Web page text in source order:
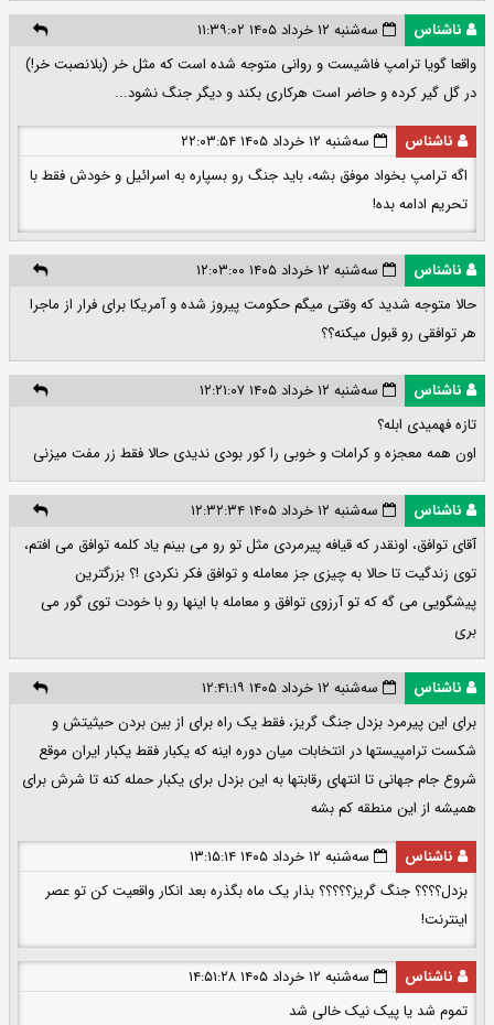
ناشناس
سه‌شنبه ۱۲ خرداد ۱۴۰۵ ۱۱:۳۹:۰۲
واقعا گویا ترامپ فاشیست و روانی متوجه شده است که مثل خر (بلانصبت خر!)
در گل گیر کرده و حاضر است هرکاری بکند و دیگر جنگ نشود...
ناشناس
سه‌شنبه ۱۲ خرداد ۱۴۰۵ ۲۲:۰۳:۵۴
اگه ترامپ بخواد موفق بشه، باید جنگ رو بسپاره به اسرائیل و خودش فقط با
تحریم ادامه بده!
ناشناس
سه‌شنبه ۱۲ خرداد ۱۴۰۵ ۱۲:۰۳:۰۰
حالا متوجه شدید که وقتی میگم حکومت پیروز شده و آمریکا برای فرار از ماجرا
هر توافقی رو قبول میکنه؟؟
ناشناس
سه‌شنبه ۱۲ خرداد ۱۴۰۵ ۱۲:۲۱:۰۷
تازه فهمیدی ابله؟
اون همه معجزه و کرامات و خوبی را کور بودی ندیدی حالا فقط زر مفت میزنی
ناشناس
سه‌شنبه ۱۲ خرداد ۱۴۰۵ ۱۲:۳۲:۳۴
آقای توافق، اونقدر که قیافه پیرمردی مثل تو رو می بینم یاد کلمه توافق می افتم،
توی زندگیت تا حالا به چیزی جز معامله و توافق فکر نکردی !؟ بزرگترین
پیشگویی می گه که تو آرزوی توافق و معامله با اینها رو با خودت توی گور می
بری
ناشناس
سه‌شنبه ۱۲ خرداد ۱۴۰۵ ۱۲:۴۱:۱۹
برای این پیرمرد بزدل جنگ گریز، فقط یک راه برای از بین بردن حیثیتش و
شکست ترامپیستها در انتخابات میان دوره اینه که یکبار فقط یکبار ایران موقع
شروع جام جهانی تا انتهای رقابتها به این بزدل برای یکبار حمله کنه تا شرش برای
همیشه از این منطقه کم بشه
ناشناس
سه‌شنبه ۱۲ خرداد ۱۴۰۵ ۱۳:۱۵:۱۴
بزدل؟؟؟؟ جنگ گریز؟؟؟؟؟ بذار یک ماه بگذره بعد انکار واقعیت کن تو عصر
اینترنت!
ناشناس
سه‌شنبه ۱۲ خرداد ۱۴۰۵ ۱۴:۵۱:۲۸
تموم شد یا پیک نیک خالی شد